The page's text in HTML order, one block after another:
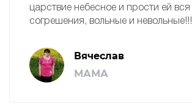
царствие небесное и прости ей вся
согрешения, вольные и невольные!!!
Вячеслав
МАМА